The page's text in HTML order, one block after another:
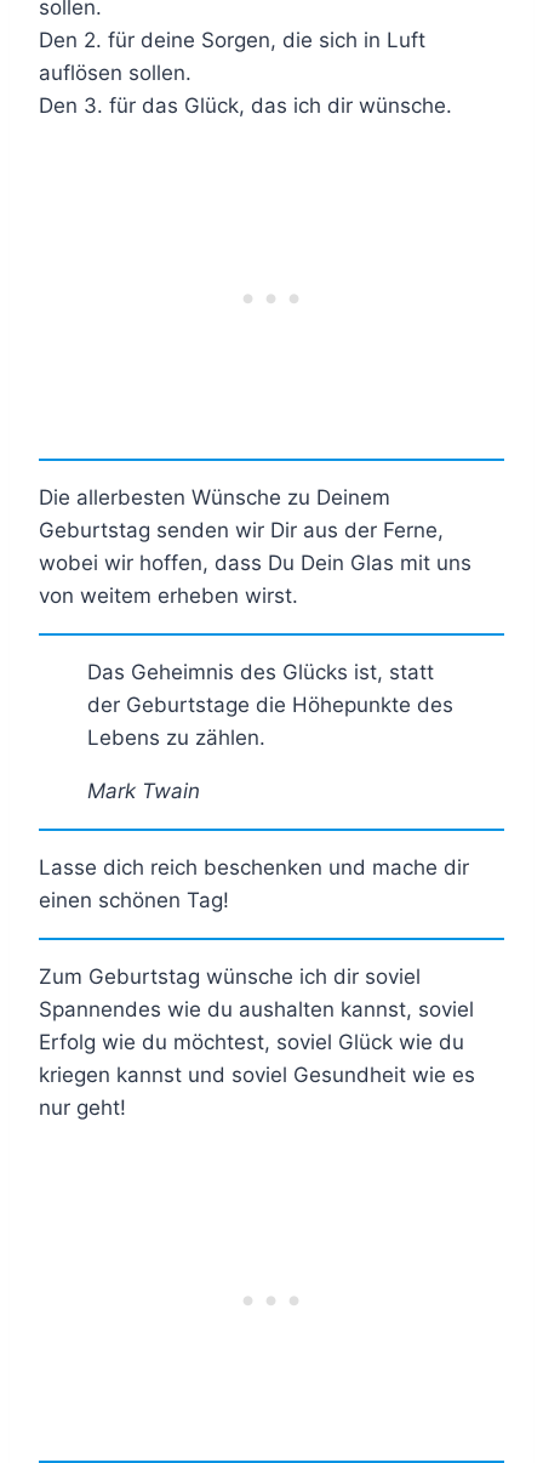
sollen.
Den 2. für deine Sorgen, die sich in Luft
auflösen sollen.
Den 3. für das Glück, das ich dir wünsche.
Die allerbesten Wünsche zu Deinem
Geburtstag senden wir Dir aus der Ferne,
wobei wir hoffen, dass Du Dein Glas mit uns
von weitem erheben wirst.
Das Geheimnis des Glücks ist, statt
der Geburtstage die Höhepunkte des
Lebens zu zählen.
Mark Twain
Lasse dich reich beschenken und mache dir
einen schönen Tag!
Zum Geburtstag wünsche ich dir soviel
Spannendes wie du aushalten kannst, soviel
Erfolg wie du möchtest, soviel Glück wie du
kriegen kannst und soviel Gesundheit wie es
nur geht!